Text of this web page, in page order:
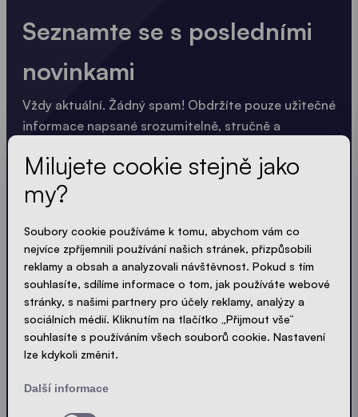
Seznamte se s posledními
novinkami
Vždy aktuální. Žádný spam! Obdržíte pouze užitečné
informace napsané srozumitelně, stručně a
Odeslat
LOADING - LOADING - LOADING - LOADING -
Kontakt
Cookies
Milujete cookie stejně jako
my?
Soubory cookie používáme k tomu, abychom vám co
nejvíce zpříjemnili používání našich stránek, přizpůsobili
reklamy a obsah a analyzovali návštěvnost. Pokud s tím
souhlasíte, sdílíme informace o tom, jak používáte webové
stránky, s našimi partnery pro účely reklamy, analýzy a
sociálních médií. Kliknutím na tlačítko „Přijmout vše“
souhlasíte s používáním všech souborů cookie. Nastavení
lze kdykoli změnit.
Další informace